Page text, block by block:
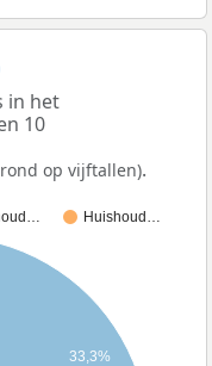
in het
10
op vijftallen).
Huishoud…
33,3%